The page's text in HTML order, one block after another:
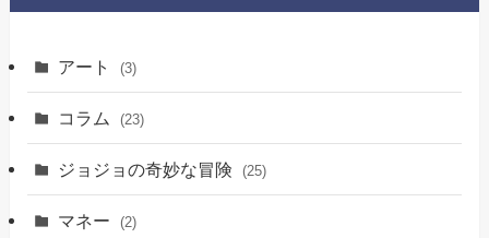
アート (3)
コラム (23)
ジョジョの奇妙な冒険 (25)
マネー (2)